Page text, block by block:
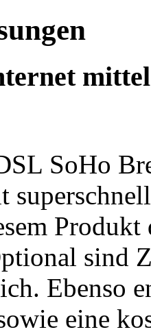
SoHo
sind
Ebenso
eine